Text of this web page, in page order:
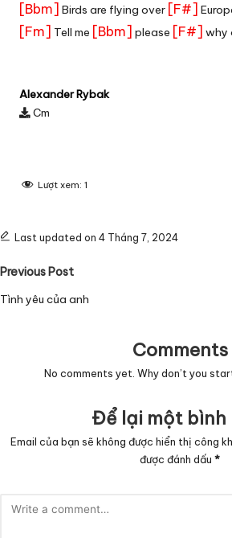
[Bbm] Birds are flying over [F#]
[Fm] Tell me [Bbm] please [F#] why
Alexander Rybak
Cm
Lượt xem: 1
Last updated on 4 Tháng 7, 2024
Post
navigation
Previous Post
Tình yêu của anh
Comments
No comments yet. Why don’t you
Để lại một bình
Email của bạn sẽ không được hiển thị công
được đánh dấu *